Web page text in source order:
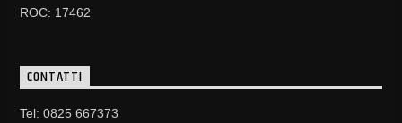
ROC: 17462
CONTATTI
Tel: 0825 667373